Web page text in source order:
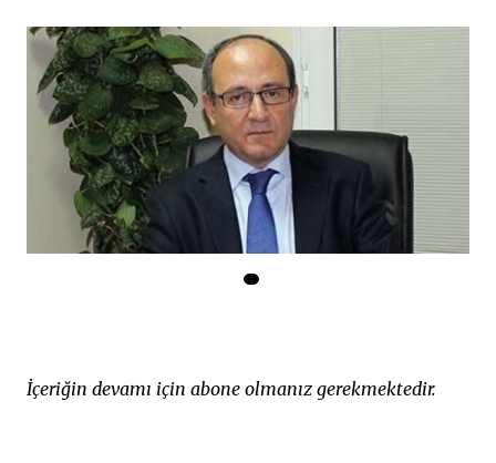
İçeriğin devamı için abone olmanız gerekmektedir.